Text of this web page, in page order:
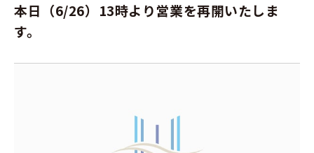
本日（6/26）13時より営業を再開いたしま
す。